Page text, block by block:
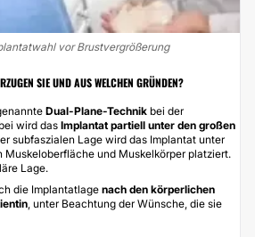
vor Brustvergrößerung
SIE UND AUS WELCHEN GRÜNDEN?
Dual-Plane-Technik bei der
wird das Implantat partiell unter den großen
subfaszialen Lage wird das Implantat unter
und Muskelkörper platziert.
Lage.
die Implantatlage nach den körperlichen
, unter Beachtung der Wünsche, die sie